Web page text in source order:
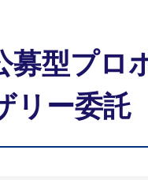
募型プ
リー委託